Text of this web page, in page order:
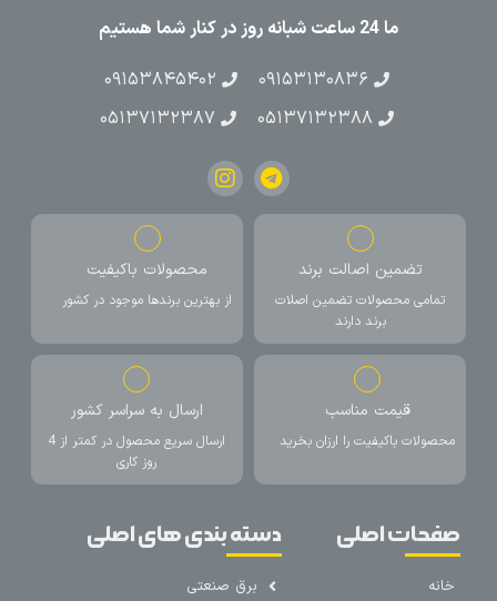
ما 24 ساعت شبانه روز در کنار شما هستیم
۰۹۱۵۳۱۳۰۸۳۶
۰۹۱۵۳۸۴۵۴۰۲
۰۵۱۳۷۱۳۲۳۸۸
۰۵۱۳۷۱۳۲۳۸۷
تضمین اصالت برند
تمامی محصولات تضمین اصلات
برند دارند
محصولات باکیفیت
از بهترین برندها موجود در کشور
قیمت مناسب
محصولات باکیفیت را ارزان بخرید
ارسال به سراسر کشور
ارسال سریع محصول در کمتر از 4
روز کاری
صفحات اصلی
خانه
دسته بندی های اصلی
برق صنعتی